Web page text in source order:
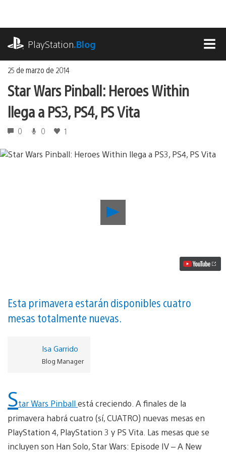
contenido
PlayStation.Blog
25 de marzo de 2014
Star Wars Pinball: Heroes Within
llega a PS3, PS4, PS Vita
0 0 1
Wars
PS
Vita
vídeo
Esta primavera estarán disponibles cuatro
mesas totalmente nuevas.
Isa Garrido
Blog Manager
Star Wars Pinballestá creciendo. A finales de la
primavera habrá cuatro (sí, CUATRO) nuevas mesas en
PlayStation 4, PlayStation 3 y PS Vita. Las mesas que se
incluyen son Han Solo, Star Wars: Episode IV – A New